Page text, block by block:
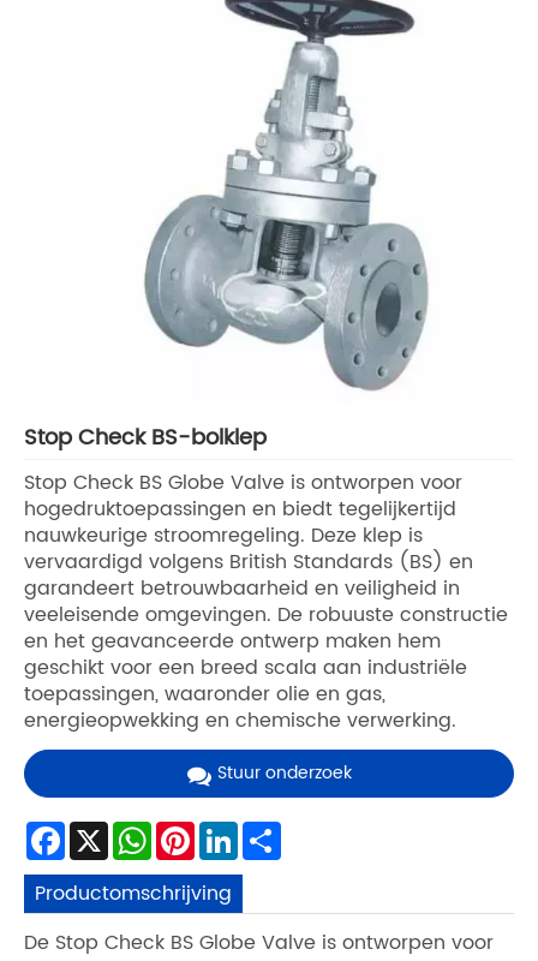
Stop Check BS-bolklep
Stop Check BS Globe Valve is ontworpen voor
hogedruktoepassingen en biedt tegelijkertijd
nauwkeurige stroomregeling. Deze klep is
vervaardigd volgens British Standards (BS) en
garandeert betrouwbaarheid en veiligheid in
veeleisende omgevingen. De robuuste constructie
en het geavanceerde ontwerp maken hem
geschikt voor een breed scala aan industriële
toepassingen, waaronder olie en gas,
energieopwekking en chemische verwerking.
Stuur onderzoek
Facebook
X WhatsApp
Pinterest
LinkedIn
Productomschrijving
De Stop Check BS Globe Valve is ontworpen voor